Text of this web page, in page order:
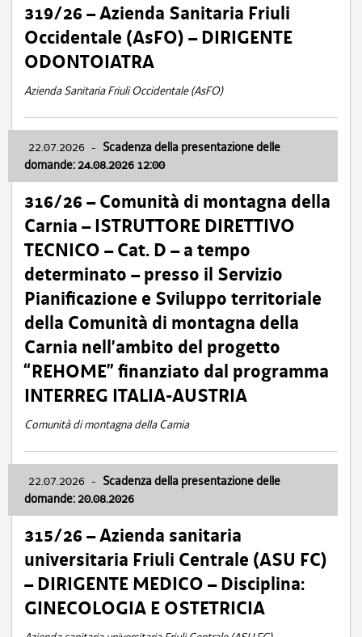
319/26 – Azienda Sanitaria Friuli
Occidentale (AsFO) – DIRIGENTE
ODONTOIATRA
Azienda Sanitaria Friuli Occidentale (AsFO)
22.07.2026 - Scadenza della presentazione delle
domande: 24.08.2026 12:00
316/26 – Comunità di montagna della
Carnia – ISTRUTTORE DIRETTIVO
TECNICO – Cat. D – a tempo
determinato – presso il Servizio
Pianificazione e Sviluppo territoriale
della Comunità di montagna della
Carnia nell’ambito del progetto
“REHOME” finanziato dal programma
INTERREG ITALIA-AUSTRIA
Comunità di montagna della Carnia
22.07.2026 - Scadenza della presentazione delle
domande: 20.08.2026
315/26 – Azienda sanitaria
universitaria Friuli Centrale (ASU FC)
– DIRIGENTE MEDICO – Disciplina:
GINECOLOGIA E OSTETRICIA